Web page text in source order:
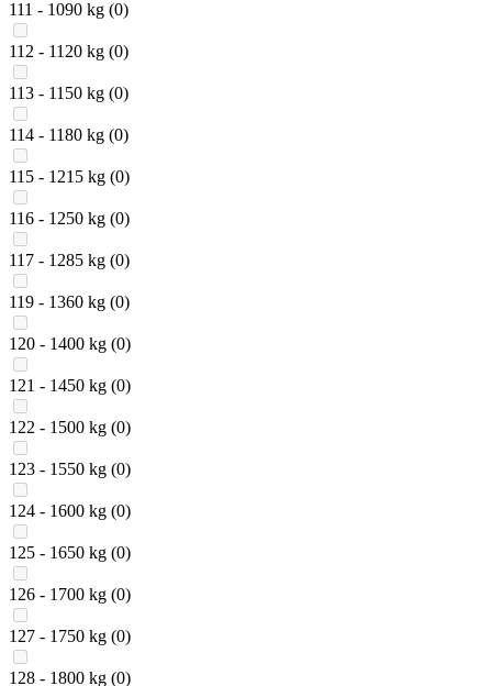
111 - 1090 kg (0)
112 - 1120 kg (0)
113 - 1150 kg (0)
114 - 1180 kg (0)
115 - 1215 kg (0)
116 - 1250 kg (0)
117 - 1285 kg (0)
119 - 1360 kg (0)
120 - 1400 kg (0)
121 - 1450 kg (0)
122 - 1500 kg (0)
123 - 1550 kg (0)
124 - 1600 kg (0)
125 - 1650 kg (0)
126 - 1700 kg (0)
127 - 1750 kg (0)
128 - 1800 kg (0)